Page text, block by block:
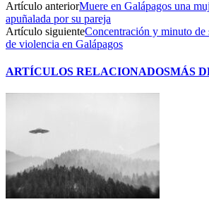
Artículo anteriorMuere en Galápagos una
apuñalada por su pareja
Artículo siguienteConcentración y minuto
de violencia en Galápagos
ARTÍCULOS RELACIONADOSMÁS